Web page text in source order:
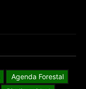
Agenda Forestal